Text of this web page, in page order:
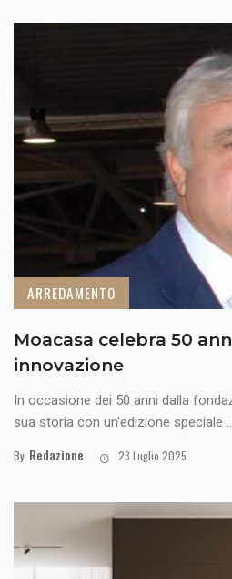
ARREDAMENTO
Moacasa celebra 50
innovazione
In occasione dei 50 anni dalla
sua storia con un'edizione speciale
By Redazione 23 Luglio 2025